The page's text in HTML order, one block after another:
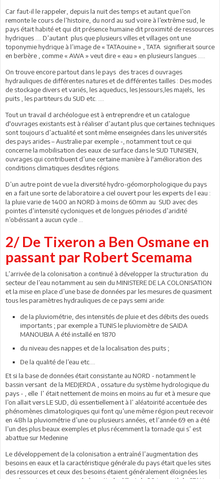
Car faut-il le rappeler, depuis la nuit des temps et autant que l’on
remonte le cours de l’histoire, du nord au sud voire à l’extrême sud, le
pays était habité et qui dit présence humaine dit proximité de ressources
hydriques …. D’autant plus que plusieurs villes et villages ont une
toponymie hydrique à l’image de « TATAouine » , TATA signifierait source
en berbère , comme « AWA » veut dire « eau » en plusieurs langues …..
On trouve encore partout dans le pays des traces d ouvrages
hydrauliques de différentes natures et de différentes tailles : Des modes
de stockage divers et variés, les aqueducs, les Jessours,les majels, les
puits , les partiteurs du SUD etc. ….
Tout un travail d archéologue est à entreprendre et un catalogue
d'ouvrages existants est à réaliser d’autant plus que certaines techniques
sont toujours d’actualité et sont même enseignées dans les universités
des pays arides – Australie par exemple -, notamment tout ce qui
concerne la mobilisation des eaux de surface dans le SUD TUNISIEN,
ouvrages qui contribuent d’une certaine manière à l'amélioration des
conditions climatiques desdites régions.
D’un autre point de vue la diversité hydro-géomorphologique du pays
en a fait une sorte de laboratoire a ciel ouvert pour les experts de l eau :
la pluie varie de 1400 an NORD à moins de 60mm au SUD avec des
pointes d’intensité cycloniques et de longues périodes d’aridité
n’obéissant a aucun cycle …
2/ De Tixeron a Ben Osmane en
passant par Robert Scemama
L’arrivée de la colonisation a continué à développer la structuration du
secteur de l’eau notamment au sein du MINISTERE DE LA COLONISATION
et la mise en place d’une base de données par les mesures de quasiment
tous les paramètres hydrauliques de ce pays semi aride:
de la pluviométrie, des intensités de pluie et des débits des oueds
importants ; par exemple a TUNIS le pluviomètre de SAIDA
MANOUBIA A été installé en 1870
du niveau des nappes et de la localisation des puits ;
De la qualité de l’eau etc….
Et si la base de données était consistante au NORD - notamment le
bassin versant de la MEDJERDA , ossature du système hydrologique du
pays - , elle l’ était nettement de moins en moins au fur et à mesure que
l’on allait vers LE SUD, dû essentiellement à l’ aléatoirité accentuée des
phénomènes climatologiques qui font qu’une même région peut recevoir
en 48h la pluviométrie d’une ou plusieurs années, et l’année 69 en a été
l’un des plus beaux exemples et plus récemment la tornade qui s’ est
abattue sur Medenine
Le développement de la colonisation a entraîné l’augmentation des
besoins en eaux et la caractéristique générale du pays était que les sites
des ressources et ceux des besoins étaient généralement éloignées les